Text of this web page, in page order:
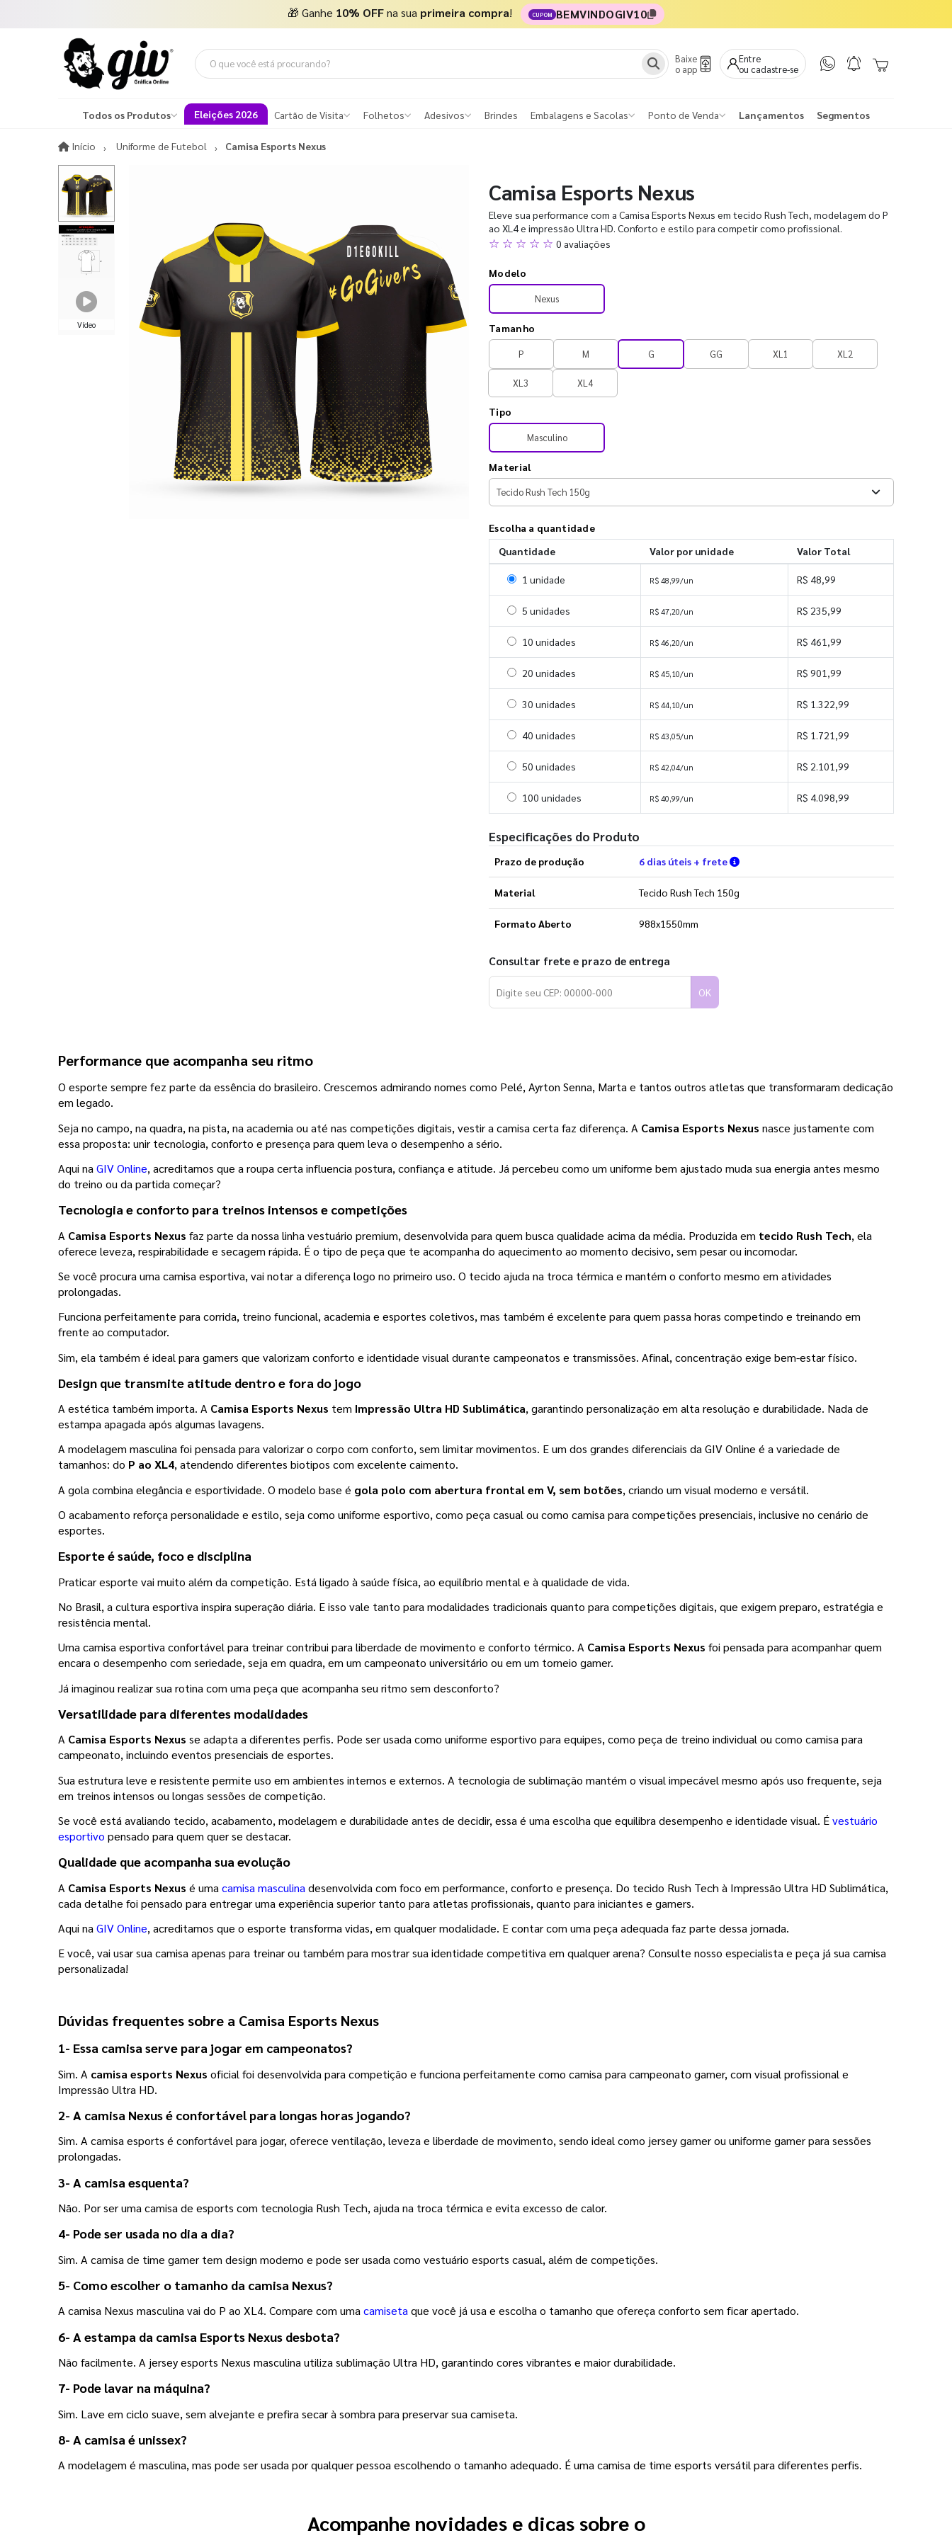
🎁 Ganhe 10% OFFna sua primeira compra! CUPOM BEMVINDOGIV10
Baixe
o app
Entre
ou cadastre-se
Todos os Produtos Eleições 2026 Cartão de Visita Folhetos Adesivos Brindes Embalagens e Sacolas Ponto de Venda Lançamentos Segmentos
Início InícioUniforme de Futebol Camisa Esports Nexus
Vídeo
Camisa Esports Nexus
Eleve sua performance com a Camisa Esports Nexus em tecido Rush Tech, modelagem do P
ao XL4 e impressão Ultra HD. Conforto e estilo para competir como profissional.
☆ ☆ ☆ ☆ ☆ 0 avaliações
Modelo
Nexus
Tamanho
P M G GG XL1 XL2
XL3 XL4
Tipo
Masculino
Material
Escolha a quantidade
Quantidade
Valor por unidade Valor Total
Selecionar 1 unidade
1 unidade R$ 48,99/un R$ 48,99
Selecionar 5 unidades
5 unidades R$ 47,20/un R$ 235,99
Selecionar 10 unidades
10 unidades R$ 46,20/un R$ 461,99
Selecionar 20 unidades
20 unidades R$ 45,10/un R$ 901,99
Selecionar 30 unidades
30 unidades R$ 44,10/un R$ 1.322,99
Selecionar 40 unidades
40 unidades R$ 43,05/un R$ 1.721,99
Selecionar 50 unidades
50 unidades R$ 42,04/un R$ 2.101,99
Selecionar 100 unidades
100 unidades R$ 40,99/un R$ 4.098,99
Especificações do Produto
Prazo de produção 6 dias úteis + frete Verifique as condições de entrega
Material Tecido Rush Tech 150g
Formato Aberto 988x1550mm
Consultar frete e prazo de entrega
OK
Performance que acompanha seu ritmo
O esporte sempre fez parte da essência do brasileiro. Crescemos admirando nomes como Pelé, Ayrton Senna, Marta e tantos outros atletas que transformaram dedicação
em legado.
Seja no campo, na quadra, na pista, na academia ou até nas competições digitais, vestir a camisa certa faz diferença. A Camisa Esports Nexus nasce justamente com
essa proposta: unir tecnologia, conforto e presença para quem leva o desempenho a sério.
Aqui na GIV Online, acreditamos que a roupa certa influencia postura, confiança e atitude. Já percebeu como um uniforme bem ajustado muda sua energia antes mesmo
do treino ou da partida começar?
Tecnologia e conforto para treinos intensos e competições
A Camisa Esports Nexus faz parte da nossa linha vestuário premium, desenvolvida para quem busca qualidade acima da média. Produzida em tecido Rush Tech, ela
oferece leveza, respirabilidade e secagem rápida. É o tipo de peça que te acompanha do aquecimento ao momento decisivo, sem pesar ou incomodar.
Se você procura uma camisa esportiva, vai notar a diferença logo no primeiro uso. O tecido ajuda na troca térmica e mantém o conforto mesmo em atividades
prolongadas.
Funciona perfeitamente para corrida, treino funcional, academia e esportes coletivos, mas também é excelente para quem passa horas competindo e treinando em
frente ao computador.
Sim, ela também é ideal para gamers que valorizam conforto e identidade visual durante campeonatos e transmissões. Afinal, concentração exige bem-estar físico.
Design que transmite atitude dentro e fora do jogo
A estética também importa. A Camisa Esports Nexus tem Impressão Ultra HD Sublimática, garantindo personalização em alta resolução e durabilidade. Nada de
estampa apagada após algumas lavagens.
A modelagem masculina foi pensada para valorizar o corpo com conforto, sem limitar movimentos. E um dos grandes diferenciais da GIV Online é a variedade de
tamanhos: do P ao XL4, atendendo diferentes biotipos com excelente caimento.
A gola combina elegância e esportividade. O modelo base é gola polo com abertura frontal em V, sem botões, criando um visual moderno e versátil.
O acabamento reforça personalidade e estilo, seja como uniforme esportivo, como peça casual ou como camisa para competições presenciais, inclusive no cenário de
esportes.
Esporte é saúde, foco e disciplina
Praticar esporte vai muito além da competição. Está ligado à saúde física, ao equilíbrio mental e à qualidade de vida.
No Brasil, a cultura esportiva inspira superação diária. E isso vale tanto para modalidades tradicionais quanto para competições digitais, que exigem preparo, estratégia e
resistência mental.
Uma camisa esportiva confortável para treinar contribui para liberdade de movimento e conforto térmico. A Camisa Esports Nexus foi pensada para acompanhar quem
encara o desempenho com seriedade, seja em quadra, em um campeonato universitário ou em um torneio gamer.
Já imaginou realizar sua rotina com uma peça que acompanha seu ritmo sem desconforto?
Versatilidade para diferentes modalidades
A Camisa Esports Nexus se adapta a diferentes perfis. Pode ser usada como uniforme esportivo para equipes, como peça de treino individual ou como camisa para
campeonato, incluindo eventos presenciais de esportes.
Sua estrutura leve e resistente permite uso em ambientes internos e externos. A tecnologia de sublimação mantém o visual impecável mesmo após uso frequente, seja
em treinos intensos ou longas sessões de competição.
Se você está avaliando tecido, acabamento, modelagem e durabilidade antes de decidir, essa é uma escolha que equilibra desempenho e identidade visual. É vestuário
esportivo pensado para quem quer se destacar.
Qualidade que acompanha sua evolução
A Camisa Esports Nexus é uma camisa masculina desenvolvida com foco em performance, conforto e presença. Do tecido Rush Tech à Impressão Ultra HD Sublimática,
cada detalhe foi pensado para entregar uma experiência superior tanto para atletas profissionais, quanto para iniciantes e gamers.
Aqui na GIV Online, acreditamos que o esporte transforma vidas, em qualquer modalidade. E contar com uma peça adequada faz parte dessa jornada.
E você, vai usar sua camisa apenas para treinar ou também para mostrar sua identidade competitiva em qualquer arena? Consulte nosso especialista e peça já sua camisa
personalizada!
Dúvidas frequentes sobre a Camisa Esports Nexus
1- Essa camisa serve para jogar em campeonatos?
Sim. A camisa esports Nexus oficial foi desenvolvida para competição e funciona perfeitamente como camisa para campeonato gamer, com visual profissional e
Impressão Ultra HD.
2- A camisa Nexus é confortável para longas horas jogando?
Sim. A camisa esports é confortável para jogar, oferece ventilação, leveza e liberdade de movimento, sendo ideal como jersey gamer ou uniforme gamer para sessões
prolongadas.
3- A camisa esquenta?
Não. Por ser uma camisa de esports com tecnologia Rush Tech, ajuda na troca térmica e evita excesso de calor.
4- Pode ser usada no dia a dia?
Sim. A camisa de time gamer tem design moderno e pode ser usada como vestuário esports casual, além de competições.
5- Como escolher o tamanho da camisa Nexus?
A camisa Nexus masculina vai do P ao XL4. Compare com uma camiseta que você já usa e escolha o tamanho que ofereça conforto sem ficar apertado.
6- A estampa da camisa Esports Nexus desbota?
Não facilmente. A jersey esports Nexus masculina utiliza sublimação Ultra HD, garantindo cores vibrantes e maior durabilidade.
7- Pode lavar na máquina?
Sim. Lave em ciclo suave, sem alvejante e prefira secar à sombra para preservar sua camiseta.
8- A camisa é unissex?
A modelagem é masculina, mas pode ser usada por qualquer pessoa escolhendo o tamanho adequado. É uma camisa de time esports versátil para diferentes perfis.
Acompanhe novidades e dicas sobre o